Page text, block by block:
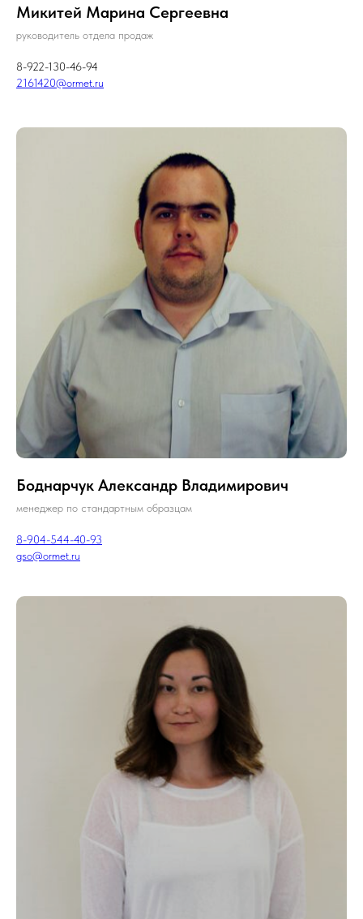
Микитей Марина Сергеевна
руководитель отдела продаж
8-922-130-46-94
2161420@ormet.ru
Боднарчук Александр Владимирович
менеджер по стандартным образцам
8-904-544-40-93
gso@ormet.ru